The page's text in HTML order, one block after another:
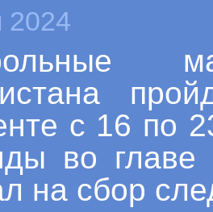
2024
с 16 по
во
на сбор